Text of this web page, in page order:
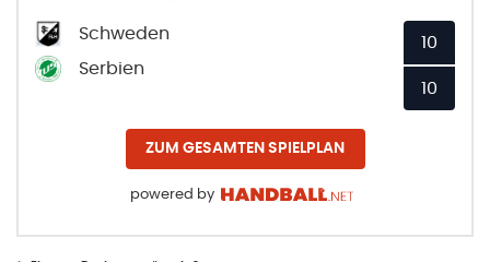
Schweden
Serbien
10
10
ZUM GESAMTEN SPIELPLAN
powered by